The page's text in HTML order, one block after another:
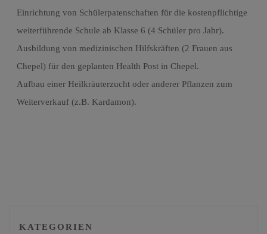
Einrichtung von Schülerpatenschaften für die kostenpflichtige
weiterführende Schule ab Klasse 6 (4 Schüler pro Jahr).
Ausbildung von medizinischen Hilfskräften (2 Frauen aus
Chepel) für den geplanten Health Post in Chepel.
Aufbau einer Heilkräuterzucht oder anderer Pflanzen zum
Weiterverkauf (z.B. Kardamon).
KATEGORIEN